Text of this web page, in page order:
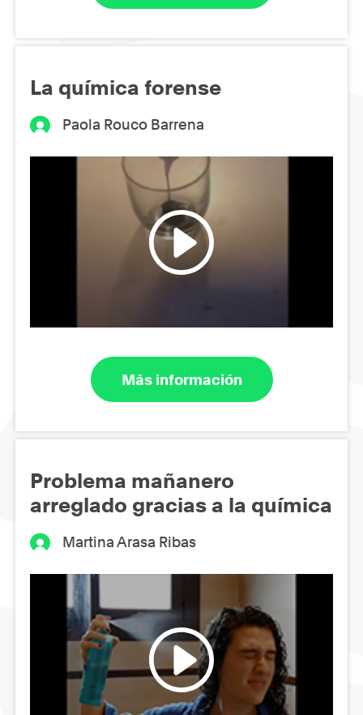
La química forense
Paola Rouco Barrena
Más información
Problema mañanero
arreglado gracias a la química
Martina Arasa Ribas